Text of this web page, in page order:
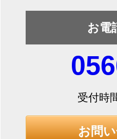
お電
受付時
お問